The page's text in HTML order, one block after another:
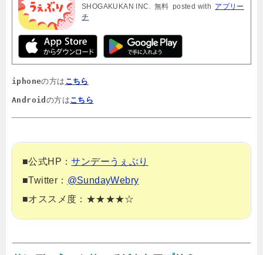
SHOGAKUKAN INC. 無料 posted with アプリー
チ
iphoneの方は こちら
Android の方はこちら
■公式HP：サンデーうぇぶり
■Twitter： @SundayWebry
■オススメ度：★★★★☆